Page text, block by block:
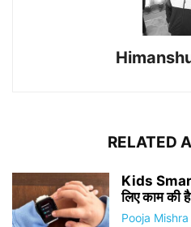
RELATED
Kids
लिए काम की
Pooja Mishra